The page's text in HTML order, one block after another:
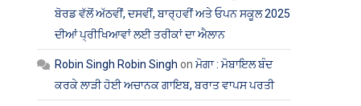
ਬੋਰਡ ਵੱਲੋਂ ਅੱਠਵੀਂ, ਦਸਵੀਂ, ਬਾਰ੍ਹਵੀਂ ਅਤੇ ਓਪਨ ਸਕੂਲ 2025
ਦੀਆਂ ਪ੍ਰੀਖਿਆਵਾਂ ਲਈ ਤਰੀਕਾਂ ਦਾ ਐਲਾਨ
Robin Singh Robin Singh onਮੋਗਾ : ਮੋਬਾਇਲ ਬੰਦ
ਕਰਕੇ ਲਾੜੀ ਹੋਈ ਅਚਾਨਕ ਗਾਇਬ, ਬਰਾਤ ਵਾਪਸ ਪਰਤੀ